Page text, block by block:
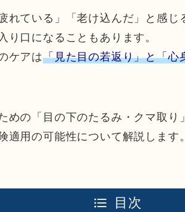
れている」「老け込んだ」と感じ
り口になることもあります。
ケアは「見た目の若返り」と「心
めの「目の下のたるみ・クマ取
適用の可能性について解説します。
目次